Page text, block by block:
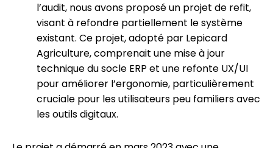
l’audit, nous avons proposé un projet de refit,
visant à refondre partiellement le système
existant. Ce projet, adopté par Lepicard
Agriculture, comprenait une mise à jour
technique du socle ERP et une refonte UX/UI
pour améliorer l’ergonomie, particulièrement
cruciale pour les utilisateurs peu familiers avec
les outils digitaux.